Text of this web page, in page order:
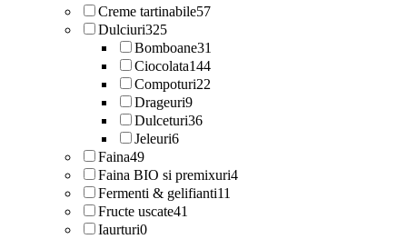
Creme tartinabile57
Dulciuri325
Bomboane31
Ciocolata144
Compoturi22
Drageuri9
Dulceturi36
Jeleuri6
Faina49
Faina BIO si premixuri4
Fermenti & gelifianti11
Fructe uscate41
Iaurturi0